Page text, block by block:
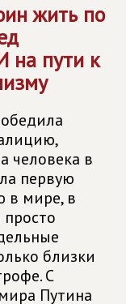
жить по
на пути к
человека в
первую
в мире, в
близки
С
Путина